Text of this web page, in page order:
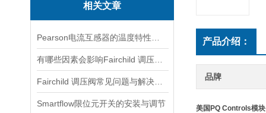
相关文章
Smartflow限位元开关的安装与调节
产品介绍：
品牌
美国PQ Controls模